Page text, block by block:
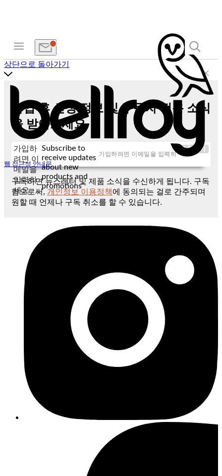
웹 접근성 안내문
상단으로 돌아가기
가입 후 신상 정보 및 구독자 전용 소식
을 받아보세요
가입하
려면 이
메일을
입력하
세요
Subscribe to
receive updates
about new
products and
promotions
제출하기
구독하면 뉴스레터 및 제품 소식을 수신하게 됩니다. 구독
함으로써, 개인정보 이용정책에 동의되는 걸로 간주되며
원할 때 언제나 구독 취소를 할 수 있습니다.